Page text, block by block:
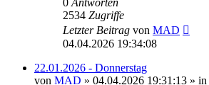
2534 Zugriffe
Letzter Beitrag von MAD
04.04.2026 19:34:08
22.01.2026 - Donnerstag
von MAD » 04.04.2026 19:31:13 » in